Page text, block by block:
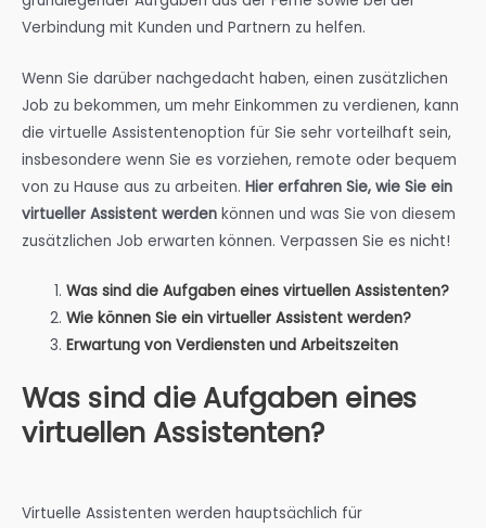
Verbindung mit Kunden und Partnern zu helfen.
Wenn Sie darüber nachgedacht haben, einen zusätzlichen
Job zu bekommen, um mehr Einkommen zu verdienen, kann
die virtuelle Assistentenoption für Sie sehr vorteilhaft sein,
insbesondere wenn Sie es vorziehen, remote oder bequem
von zu Hause aus zu arbeiten. Hier erfahren Sie, wie Sie ein
virtueller Assistent werden können und was Sie von diesem
zusätzlichen Job erwarten können. Verpassen Sie es nicht!
Was sind die Aufgaben eines virtuellen Assistenten?
Wie können Sie ein virtueller Assistent werden?
Erwartung von Verdiensten und Arbeitszeiten
Was sind die Aufgaben eines
virtuellen Assistenten?
Virtuelle Assistenten werden hauptsächlich für